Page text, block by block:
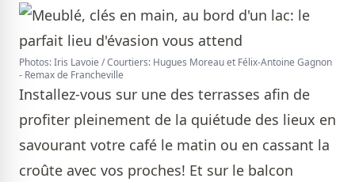
Photos: Iris Lavoie / Courtiers: Hugues Moreau et Félix-Antoine Gagnon
- Remax de Francheville
Installez-vous sur une des terrasses afin de
profiter pleinement de la quiétude des lieux en
savourant votre café le matin ou en cassant la
croûte avec vos proches! Et sur le balcon